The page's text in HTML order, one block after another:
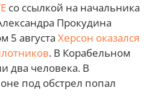
со ссылкой на начальника
Прокудина
5 августа Херсон оказался
. В Корабельном
два человека. В
под обстрел попал